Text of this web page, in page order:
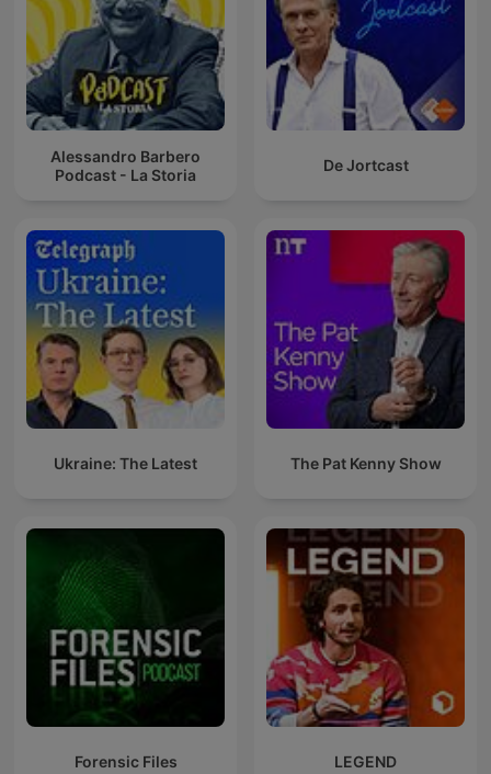
Alessandro Barbero
Podcast - La Storia
De Jortcast
Ukraine: The Latest The Pat Kenny Show
Forensic Files LEGEND